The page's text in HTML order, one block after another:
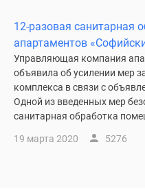
12-разовая санитарная
апартаментов
Управляющая компания
объявила об усилении мер
комплекса в связи с
Одной из введенных мер
санитарная обработка
19 марта 2020 5276